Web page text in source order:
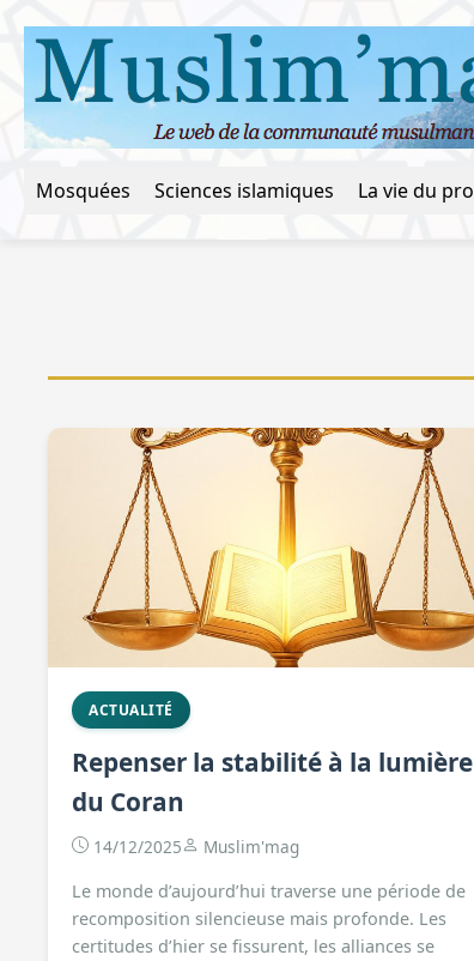
Mosquées Sciences islamiques
ACTUALITÉ
Repenser la stabilité à la lumière
du Coran
14/12/2025
Muslim'mag
Le monde d’aujourd’hui traverse une période de
recomposition silencieuse mais profonde. Les
certitudes d’hier se fissurent, les alliances se